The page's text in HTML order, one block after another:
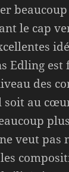
beaucoup
le cap
Edling
des
au
veut